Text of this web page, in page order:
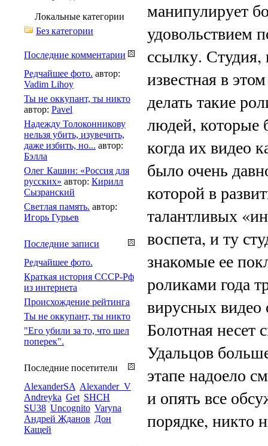
манипулирует
удовольствием
ссылку. Студия,
известная в
делать такие
людей, которые
когда их видео
было очень
которой в
талантливых
воспета, и ту
знакомые ее
роликами года
вирусных видео
Болотная несет
Удальцов
этапе надоело
и опять все
порядке, никто
Локальные категории
Без категории
Последние комментарии
Редчайшее фото. автор:
Vadim Lihoy
Ты не оккупант, ты никто
автор: Pavel
Надежду Толоконникову
нельзя убить, изувечить,
даже избить, но... автор:
Бэлла
Олег Кашин: «Россия для
русских» автор: Кирилл
Сызранский
Светлая память. автор:
Игорь Гурьев
Последние записи
Редчайшее фото.
Краткая история СССР-Рф
из интернета
Происхождение рейтинга
Ты не оккупант, ты никто
"Его убили за то, что шел
поперек".
Последние посетители
AlexanderSA Alexander_V
Andreyka Get SHCH
SU38 Uncognito Varyna
Андрей Жданов Дон
Кащей